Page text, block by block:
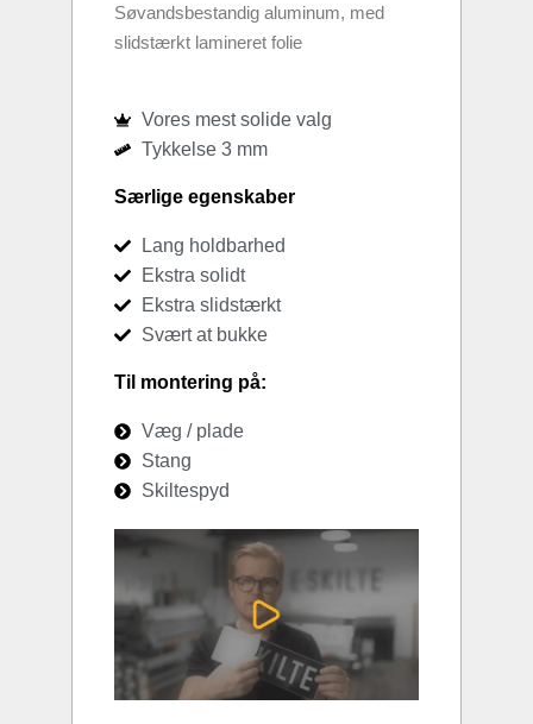
Søvandsbestandig aluminum, med
slidstærkt lamineret folie
Vores mest solide valg
Tykkelse 3 mm
Særlige egenskaber
Lang holdbarhed
Ekstra solidt
Ekstra slidstærkt
Svært at bukke
Til montering på:
Væg / plade
Stang
Skiltespyd